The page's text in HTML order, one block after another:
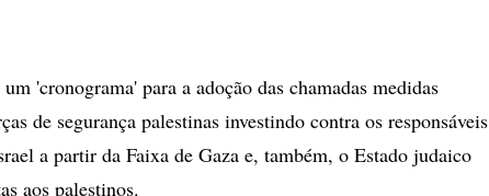
'cronograma' para a adoção das chamadas medidas
de segurança palestinas investindo contra os responsáveis
a partir da Faixa de Gaza e, também, o Estado judaico
aos palestinos.